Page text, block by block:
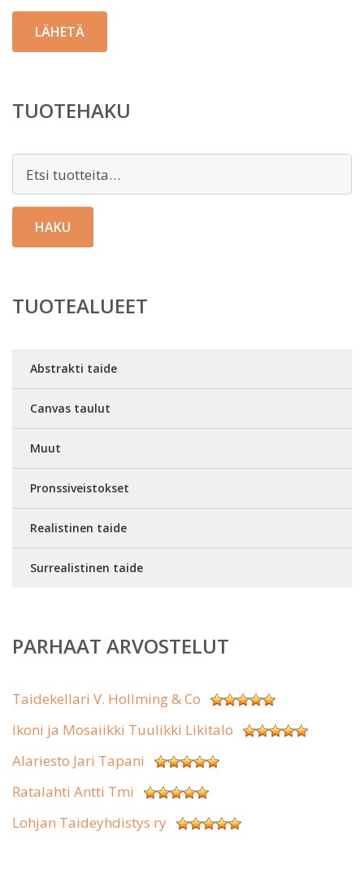
TUOTEHAKU
HAKU
TUOTEALUEET
Abstrakti taide
Canvas taulut
Muut
Pronssiveistokset
Realistinen taide
Surrealistinen taide
PARHAAT ARVOSTELUT
Taidekellari V. Hollming & Co
Ikoni ja Mosaiikki Tuulikki Likitalo
Alariesto Jari Tapani
Ratalahti Antti Tmi
Lohjan Taideyhdistys ry